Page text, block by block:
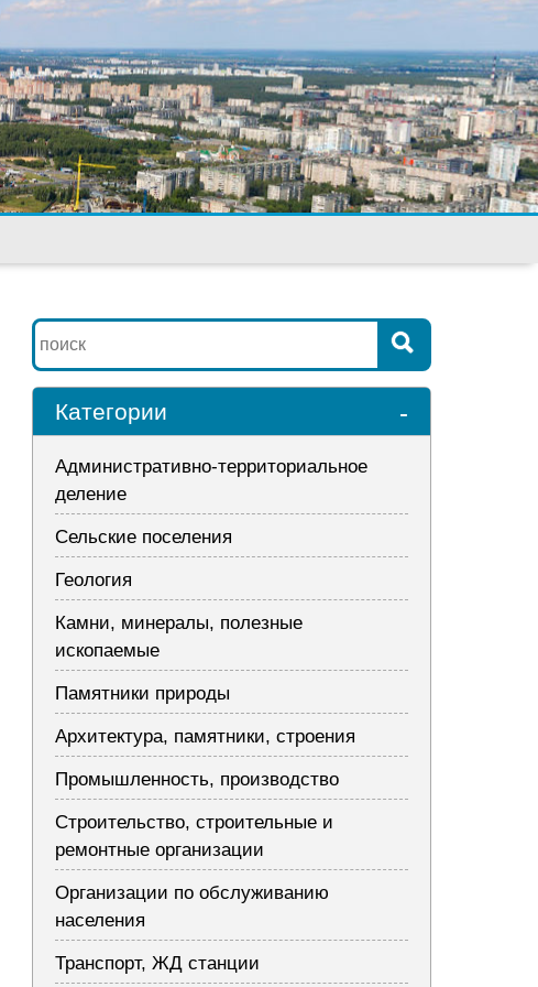
Категории -
Административно-территориальное
деление
Сельские поселения
Геология
Камни, минералы, полезные
ископаемые
Памятники природы
Архитектура, памятники, строения
Промышленность, производство
Строительство, строительные и
ремонтные организации
Организации по обслуживанию
населения
Транспорт, ЖД станции